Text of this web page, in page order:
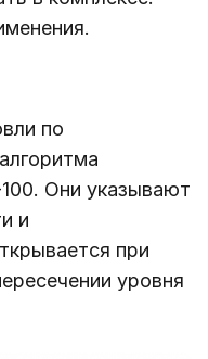
по
Они указывают
и
при
уровня